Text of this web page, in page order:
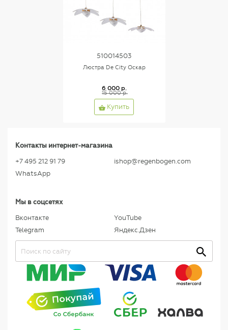
510014503
Люстра De City Оскар
6 000 р.
15 000 р.
Купить
Контакты интернет-магазина
+7 495 212 91 79
WhatsApp
ishop@regenbogen.com
Мы в соцсетях
Вконтакте
Telegram
YouTube
Яндекс.Дзен